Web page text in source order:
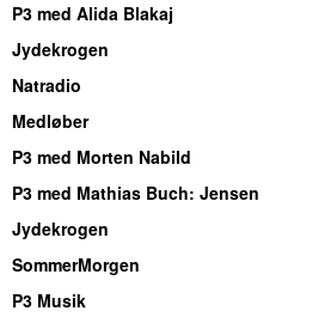
P3 med Alida Blakaj
Jydekrogen
Natradio
Medløber
P3 med Morten Nabild
P3 med Mathias Buch: Jensen
Jydekrogen
SommerMorgen
P3 Musik